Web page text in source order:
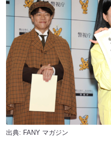
出典: FANY マガジン